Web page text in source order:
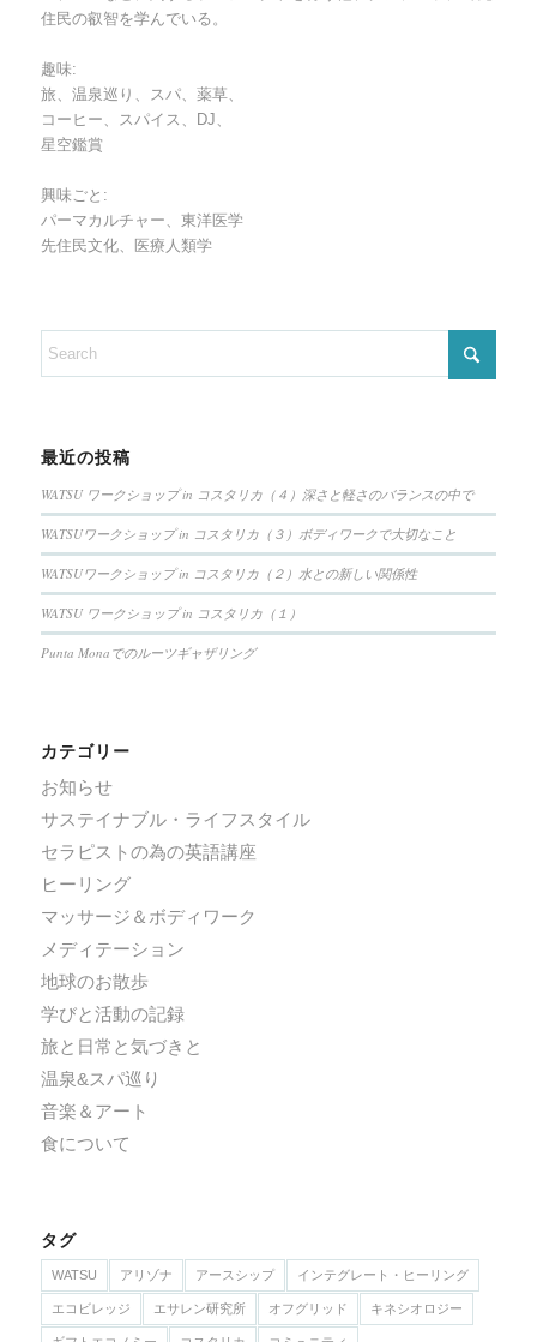
住民の叡智を学んでいる。
趣味:
旅、温泉巡り、スパ、薬草、
コーヒー、スパイス、DJ、
星空鑑賞
興味ごと:
パーマカルチャー、東洋医学
先住民文化、医療人類学
最近の投稿
WATSU ワークショップ in コスタリカ（４）深さと軽さのバランスの中で
WATSUワークショップ in コスタリカ（３）ボディワークで大切なこと
WATSUワークショップ in コスタリカ（２）水との新しい関係性
WATSU ワークショップ in コスタリカ（１）
Punta Monaでのルーツギャザリング
カテゴリー
お知らせ
サステイナブル・ライフスタイル
セラピストの為の英語講座
ヒーリング
マッサージ＆ボディワーク
メディテーション
地球のお散歩
学びと活動の記録
旅と日常と気づきと
温泉&スパ巡り
音楽＆アート
食について
タグ
WATSU アリゾナ アースシップ インテグレート・ヒーリング
エコビレッジ エサレン研究所 オフグリッド キネシオロジー